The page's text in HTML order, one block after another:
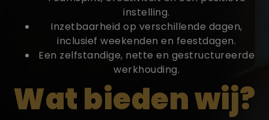
instelling.
Inzetbaarheid op verschillende dagen,
inclusief weekenden en feestdagen.
Een zelfstandige, nette en gestructureerde
werkhouding.
Wat bieden wij?